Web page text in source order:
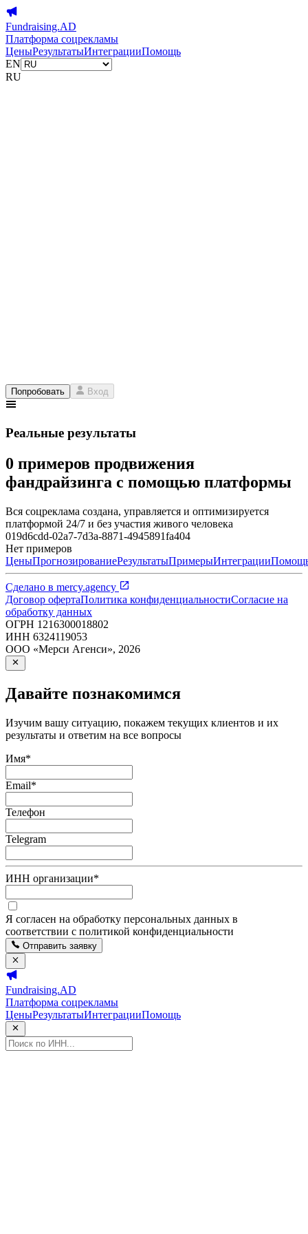
Fundraising.AD
Платформа соцрекламы
ЦеныРезультатыИнтеграцииПомощь
EN
RU
Попробовать Вход
Реальные результаты
0 примеров продвижения
фандрайзинга с помощью платформы
Вся соцреклама создана, управляется и оптимизируется
платформой 24/7 и без участия живого человека
019d6cdd-02a7-7d3a-8871-4945891fa404
Нет примеров
ЦеныПрогнозированиеРезультатыПримерыИнтеграции
Сделано в mercy.agency
Договор офертаПолитика конфиденциальностиСогласие на
обработку данных
ОГРН 1216300018802
ИНН 6324119053
ООО «Мерси Агенси», 2026
Давайте познакомимся
Изучим вашу ситуацию, покажем текущих клиентов и их
результаты и ответим на все вопросы
Имя*
Email*
Телефон
Telegram
ИНН организации*
Я согласен на обработку персональных данных в
соответствии с политикой конфиденциальности
Отправить заявку
Fundraising.AD
Платформа соцрекламы
ЦеныРезультатыИнтеграцииПомощь